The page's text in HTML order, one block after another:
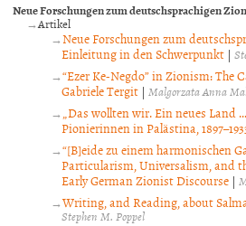
Neue Forschungen zum deutschsprachigen
Artikel
Neue Forschungen zum
Einleitung in den Schwerpunkt |
“Ezer Ke-Negdo” in Zionism: The
Gabriele Tergit | Malgorzata Anna
„Das wollten wir. Ein neues Land
Pionierinnen in Palästina,
“[B]eide zu einem harmonischen
Particularism, Universalism, and
Early German Zionist Discourse |
Writing, and Reading, about
Stephen M. Poppel